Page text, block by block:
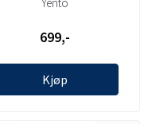
699,-
Kjøp